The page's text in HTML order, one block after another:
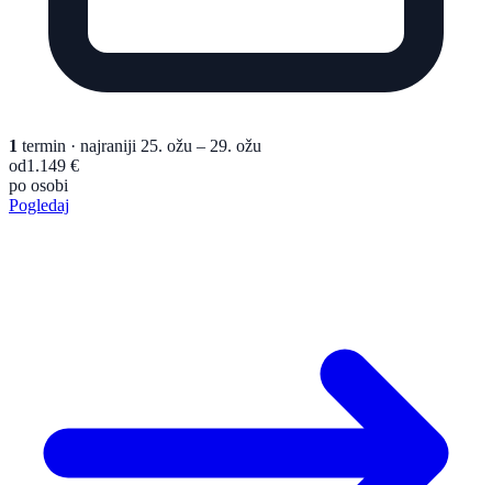
1 termin · najraniji 25. ožu – 29. ožu
od1.149 €
po osobi
Pogledaj